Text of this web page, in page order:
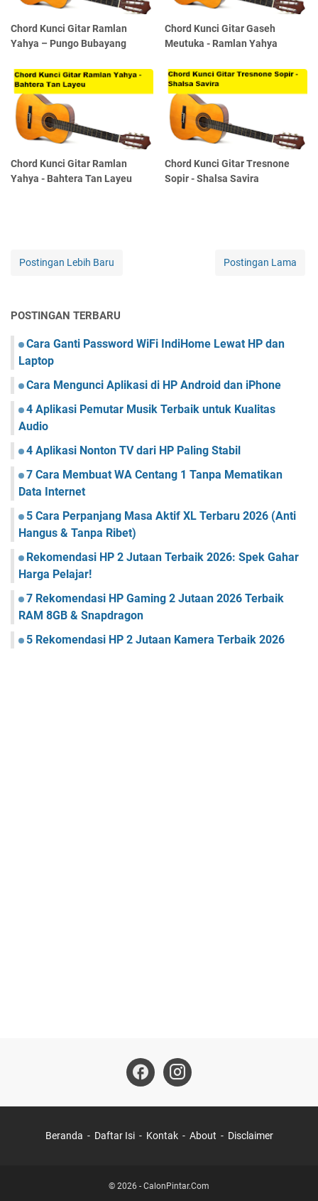
Chord Kunci Gitar Ramlan
Yahya – Pungo Bubayang
Chord Kunci Gitar Gaseh
Meutuka - Ramlan Yahya
Chord Kunci Gitar Ramlan
Yahya - Bahtera Tan Layeu
Chord Kunci Gitar Tresnone
Sopir - Shalsa Savira
Postingan Lebih Baru Postingan Lama
POSTINGAN TERBARU
Cara Ganti Password WiFi IndiHome Lewat HP dan
Laptop
Cara Mengunci Aplikasi di HP Android dan iPhone
4 Aplikasi Pemutar Musik Terbaik untuk Kualitas
Audio
4 Aplikasi Nonton TV dari HP Paling Stabil
7 Cara Membuat WA Centang 1 Tanpa Mematikan
Data Internet
5 Cara Perpanjang Masa Aktif XL Terbaru 2026 (Anti
Hangus & Tanpa Ribet)
Rekomendasi HP 2 Jutaan Terbaik 2026: Spek Gahar
Harga Pelajar!
7 Rekomendasi HP Gaming 2 Jutaan 2026 Terbaik
RAM 8GB & Snapdragon
5 Rekomendasi HP 2 Jutaan Kamera Terbaik 2026
Beranda Daftar Isi Kontak About Disclaimer
© 2026 - CalonPintar.Com